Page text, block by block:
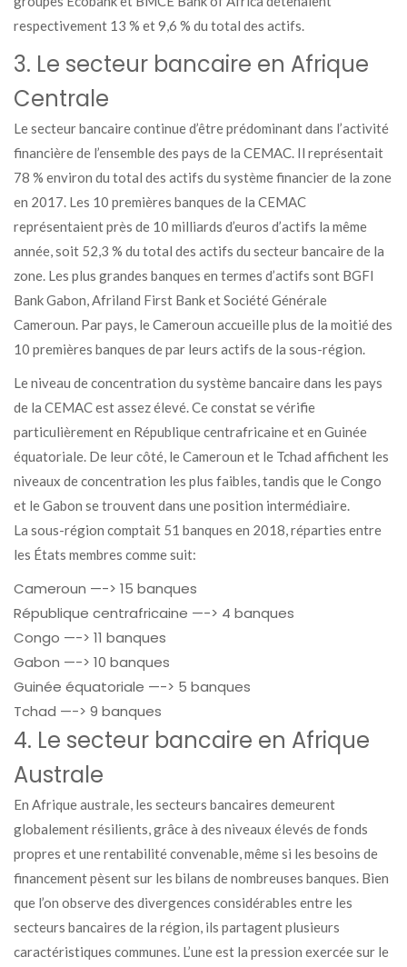
respectivement 13 % et 9,6 % du total des actifs.
3. Le secteur bancaire en Afrique
Centrale
Le secteur bancaire continue d’être prédominant dans l’activité
financière de l’ensemble des pays de la CEMAC. Il représentait
78 % environ du total des actifs du système financier de la zone
en 2017. Les 10 premières banques de la CEMAC
représentaient près de 10 milliards d’euros d’actifs la même
année, soit 52,3 % du total des actifs du secteur bancaire de la
zone. Les plus grandes banques en termes d’actifs sont BGFI
Bank Gabon, Afriland First Bank et Société Générale
Cameroun. Par pays, le Cameroun accueille plus de la moitié des
10 premières banques de par leurs actifs de la sous-région.
Le niveau de concentration du système bancaire dans les pays
de la CEMAC est assez élevé. Ce constat se vérifie
particulièrement en République centrafricaine et en Guinée
équatoriale. De leur côté, le Cameroun et le Tchad affichent les
niveaux de concentration les plus faibles, tandis que le Congo
et le Gabon se trouvent dans une position intermédiaire.
La sous-région comptait 51 banques en 2018, réparties entre
les États membres comme suit:
Cameroun —-> 15 banques
République centrafricaine —-> 4 banques
Congo —-> 11 banques
Gabon —-> 10 banques
Guinée équatoriale —-> 5 banques
Tchad —-> 9 banques
4. Le secteur bancaire en Afrique
Australe
En Afrique australe, les secteurs bancaires demeurent
globalement résilients, grâce à des niveaux élevés de fonds
propres et une rentabilité convenable, même si les besoins de
financement pèsent sur les bilans de nombreuses banques. Bien
que l’on observe des divergences considérables entre les
secteurs bancaires de la région, ils partagent plusieurs
caractéristiques communes. L’une est la pression exercée sur le